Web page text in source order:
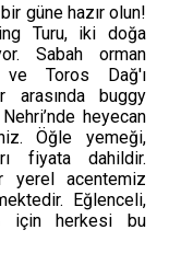
güne hazır olun!
Turu, iki doğa
Sabah orman
ve Toros Dağ'ı
arasında buggy
heyecan
Öğle yemeği,
fiyata dahildir.
yerel acentemiz
Eğlenceli,
için herkesi bu